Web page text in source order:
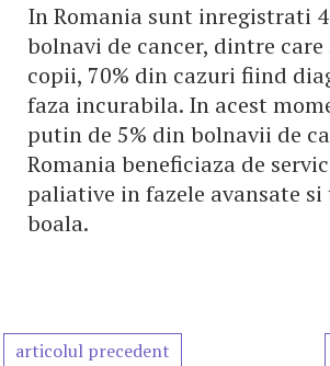
In Romania sunt inregistrati
bolnavi de cancer, dintre care
copii, 70% din cazuri fiind
faza incurabila. In acest
putin de 5% din bolnavii de
Romania beneficiaza de
paliative in fazele avansate
boala.
articolul precedent